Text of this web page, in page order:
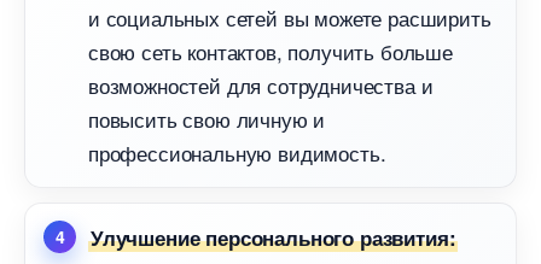
и социальных сетей вы можете расширить
свою сеть контактов, получить больше
озможностей для сотрудничества и
повысить свою личную и
профессиональную видимость.
Улучшение персонального развития: